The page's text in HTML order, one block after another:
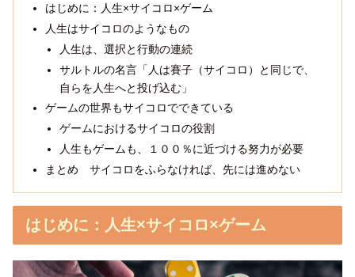
はじめに：人生×サイコロ×ゲーム
人生はサイコロのようなもの
人生は、選択と行動の連続
サルトルの名言「人は賽子（サイコロ）と同じで、
自らを人生へと投げ込む」
ゲームの世界もサイコロでできている
ゲームにおけるサイコロの役割
人生もゲームも、１００％に近づける努力が必要
まとめ サイコロをふらなければ、先には進めない
はじめに：人生×サイコロ×ゲーム